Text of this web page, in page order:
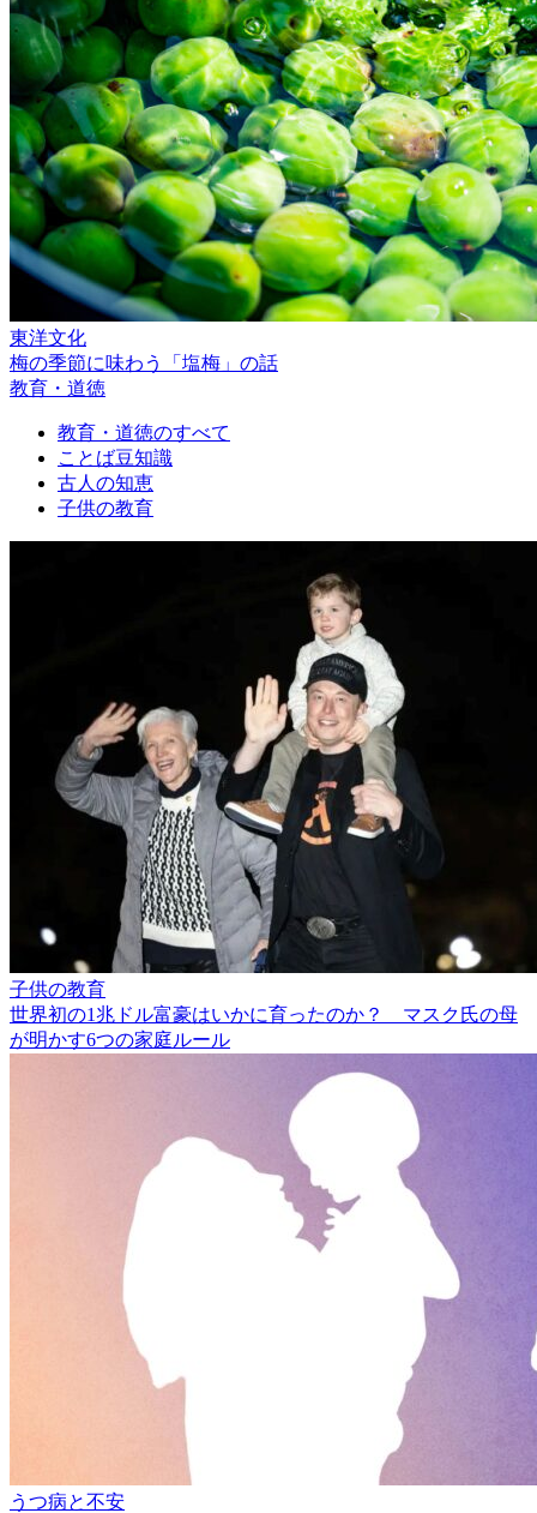
東洋文化
梅の季節に味わう「塩梅」の話
教育・道徳
教育・道徳のすべて
ことば豆知識
古人の知恵
子供の教育
子供の教育
世界初の1兆ドル富豪はいかに育ったのか？ マスク氏の母
が明かす6つの家庭ルール
うつ病と不安